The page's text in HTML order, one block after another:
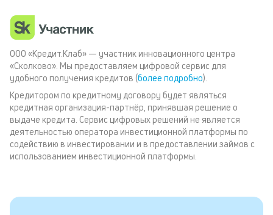
ООО «Кредит.Клаб» — участник инновационного центра
«Сколково». Мы предоставляем цифровой сервис для
удобного получения кредитов (более подробно).
Кредитором по кредитному договору будет являться
кредитная организация-партнёр, принявшая решение о
выдаче кредита. Сервис цифровых решений не является
деятельностью оператора инвестиционной платформы по
содействию в инвестировании и в предоставлении займов с
использованием инвестиционной платформы.